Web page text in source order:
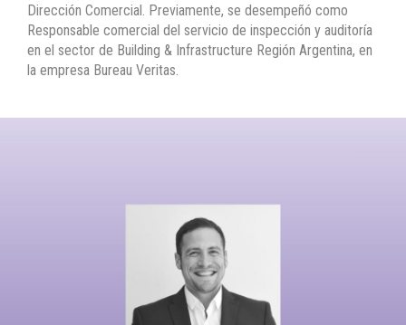
Dirección Comercial. Previamente, se desempeñó como
Responsable comercial del servicio de inspección y auditoría
en el sector de Building & Infrastructure Región Argentina, en
la empresa Bureau Veritas.